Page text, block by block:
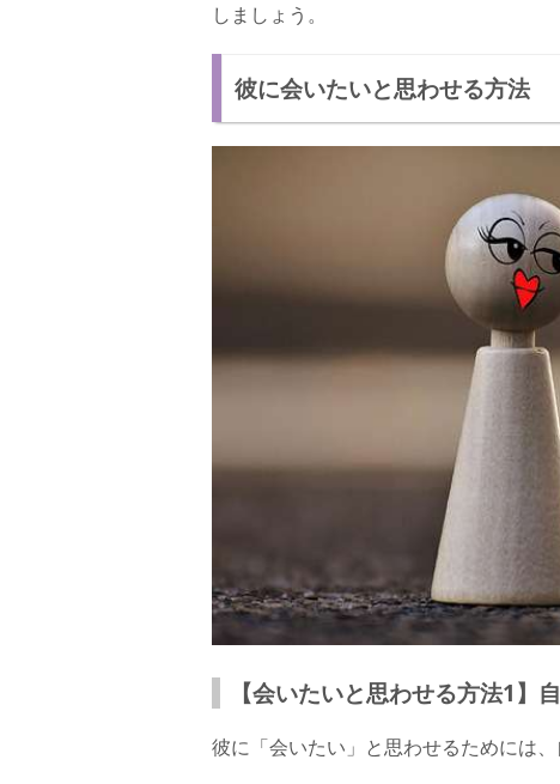
しましょう。
彼に会いたいと思わせる方法
【会いたいと思わせる方法1】
彼に「会いたい」と思わせるためには